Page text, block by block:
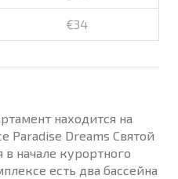
€34
находится на
Paradise Dreams Святой
в начале курортного
есть два бассейна